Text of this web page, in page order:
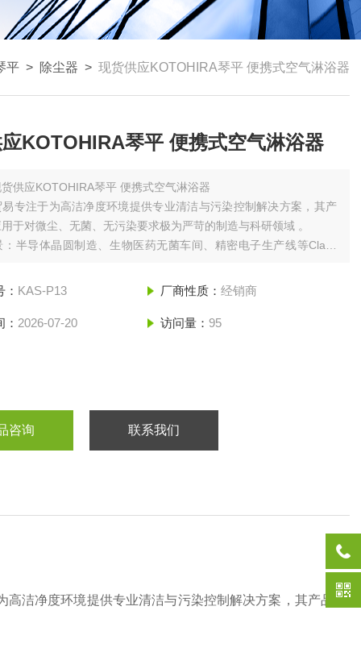
平 > 除尘器 > 现货供应KOTOHIRA琴平 便携式空气淋浴器
KOTOHIRA琴平 便携式空气淋浴器
现货供应KOTOHIRA琴平 便携式空气淋浴器
专注于为高洁净度环境提供专业清洁与污染控制解决方案，其产
于对微尘、无菌、无污染要求极为严苛的制造与科研领域 。
：半导体晶圆制造、生物医药无菌车间、精密电子生产线等Class
KAS-P13 厂商性质： 经销商
2026-07-20 访问量： 95
咨询 联系我们
洁净度环境提供专业清洁与污染控制解决方案，其产品